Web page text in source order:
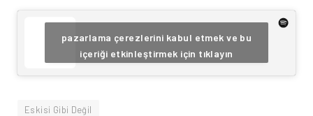
pazarlama çerezlerini kabul etmek ve bu
içeriği etkinleştirmek için tıklayın
Eskisi Gibi Değil